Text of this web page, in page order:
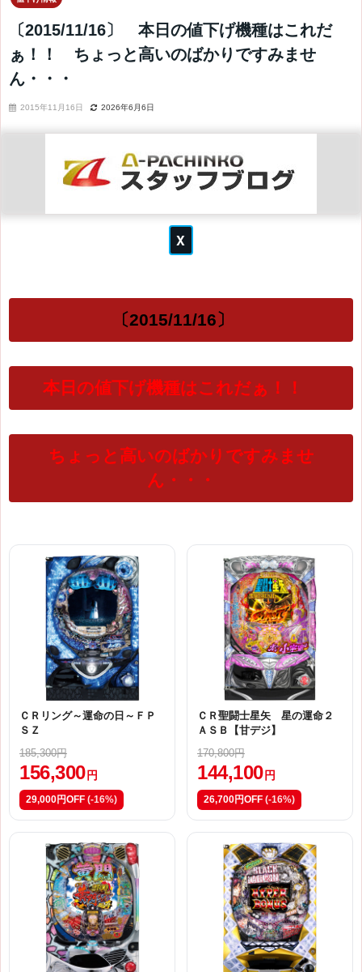
〔2015/11/16〕 本日の値下げ機種はこれだ
ぁ！！ ちょっと高いのばかりですみませ
ん・・・
2015年11月16日 2026年6月6日
〔2015/11/16〕
本日の値下げ機種はこれだぁ！！
ちょっと高いのばかりですみませ
ん・・・
ＣＲリング～運命の日～ＦＰ
ＳＺ
185,300円
156,300 円
29,000円OFF (-16%)
ＣＲ聖闘士星矢 星の運命２
ＡＳＢ【甘デジ】
170,800円
144,100 円
26,700円OFF (-16%)